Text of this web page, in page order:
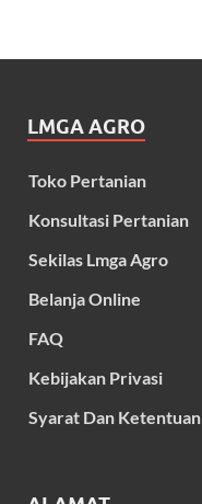
LMGA AGRO
Toko Pertanian
Konsultasi Pertanian
Sekilas Lmga Agro
Belanja Online
FAQ
Kebijakan Privasi
Syarat Dan Ketentuan